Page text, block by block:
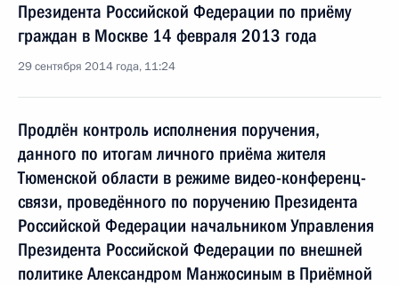
Президента Российской Федерации по приёму
граждан в Москве 14 февраля 2013 года
29 сентября 2014 года, 11:24
Продлён контроль исполнения поручения,
данного по итогам личного приёма жителя
Тюменской области в режиме видео-конференц-
связи, проведённого по поручению Президента
Российской Федерации начальником Управления
Президента Российской Федерации по внешней
политике Александром Манжосиным в Приёмной